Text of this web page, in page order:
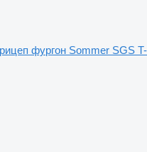
фургон Sommer SGS T-